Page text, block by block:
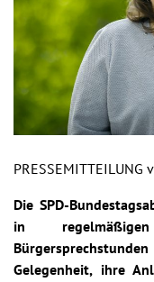
PRESSEMITTEILUNG
Die SPD-
in
Gelegenheit, ihre